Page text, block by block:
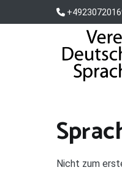
Verein
Nicht zum